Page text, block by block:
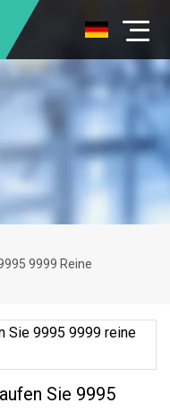
9999 Reine
Sie 9995